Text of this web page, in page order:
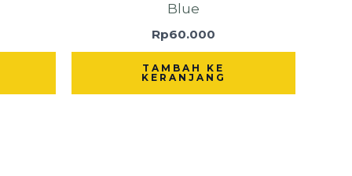
Blue
Rp60.000
TAMBAH KE
KERANJANG